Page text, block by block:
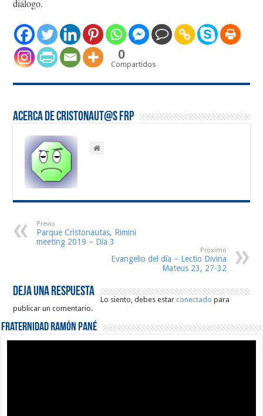
diálogo.
0
Compartidos
Acerca de Cristonaut@s FRP
Previo
Parque Cristonautas, Rimini
meeting 2019 – Día 3
Proximo
Evangelio del día – Lectio Divina
Mateus 23, 27-32
Deja una respuesta
Lo siento, debes estarconectado para
publicar un comentario.
Fraternidad Ramón Pané